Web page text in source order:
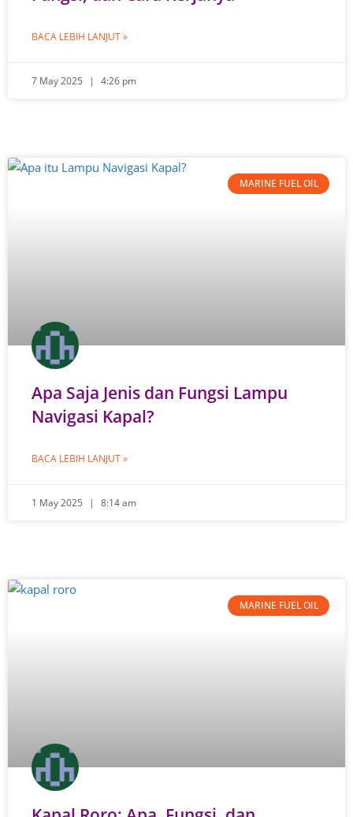
BACA LEBIH LANJUT »
7 May 2025 4:26 pm
MARINE FUEL OIL
Apa Saja Jenis dan Fungsi Lampu
Navigasi Kapal?
BACA LEBIH LANJUT »
1 May 2025 8:14 am
MARINE FUEL OIL